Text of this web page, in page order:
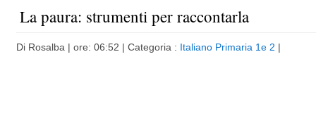
La paura: strumenti per raccontarla
Di Rosalba | ore: 06:52 | Categoria : Italiano Primaria 1e 2 |